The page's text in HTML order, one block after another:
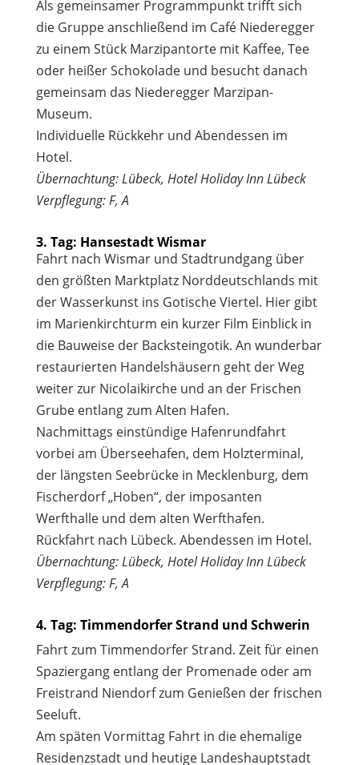
Als gemeinsamer Programmpunkt trifft sich
die Gruppe anschließend im Café Niederegger
zu einem Stück Marzipantorte mit Kaffee, Tee
oder heißer Schokolade und besucht danach
gemeinsam das Niederegger Marzipan-
Museum.
Individuelle Rückkehr und Abendessen im
Hotel.
Übernachtung: Lübeck, Hotel Holiday Inn Lübeck
Verpflegung: F, A
3. Tag: Hansestadt Wismar
Fahrt nach Wismar und Stadtrundgang über
den größten Marktplatz Norddeutschlands mit
der Wasserkunst ins Gotische Viertel. Hier gibt
im Marienkirchturm ein kurzer Film Einblick in
die Bauweise der Backsteingotik. An wunderbar
restaurierten Handelshäusern geht der Weg
weiter zur Nicolaikirche und an der Frischen
Grube entlang zum Alten Hafen.
Nachmittags einstündige Hafenrundfahrt
vorbei am Überseehafen, dem Holzterminal,
der längsten Seebrücke in Mecklenburg, dem
Fischerdorf „Hoben“, der imposanten
Werfthalle und dem alten Werfthafen.
Rückfahrt nach Lübeck. Abendessen im Hotel.
Übernachtung: Lübeck, Hotel Holiday Inn Lübeck
Verpflegung: F, A
4. Tag: Timmendorfer Strand und Schwerin
Fahrt zum Timmendorfer Strand. Zeit für einen
Spaziergang entlang der Promenade oder am
Freistrand Niendorf zum Genießen der frischen
Seeluft.
Am späten Vormittag Fahrt in die ehemalige
Residenzstadt und heutige Landeshauptstadt